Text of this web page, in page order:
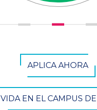
APLICA AHORA
VIDA EN EL CAMPUS